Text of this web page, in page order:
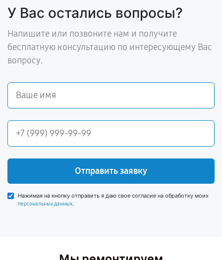
У Вас остались вопросы?
Напишите или позвоните нам и получите
бесплатную консультацию по интересующему Вас
вопросу.
Отправить заявку
Нажимая на кнопку отправить я даю свое согласие на обработку моих
персональных данных.